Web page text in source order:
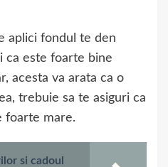
aplici fondul te den
ca este foarte bine
acesta va arata ca o
trebuie sa te asiguri ca
foarte mare.
si cadoul